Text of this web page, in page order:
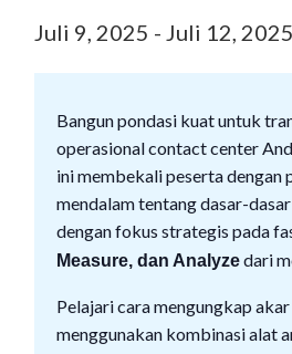
Juli 9, 2025 - Juli 12, 2025
Bangun pondasi kuat untuk
operasional contact center
ini membekali peserta dengan
mendalam tentang dasar-dasar
dengan fokus strategis pada
Measure, dan Analyzedari
Pelajari cara mengungkap
menggunakan kombinasi alat